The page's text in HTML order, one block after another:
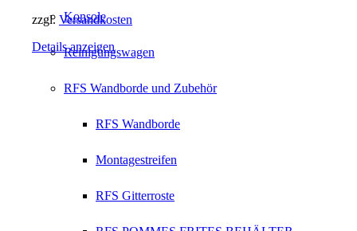
Konsole
Reinigungswagen
RFS Wandborde und Zubehör
RFS Wandborde
Montagestreifen
RFS Gitterroste
zzgl. Versandkosten
Details anzeigen